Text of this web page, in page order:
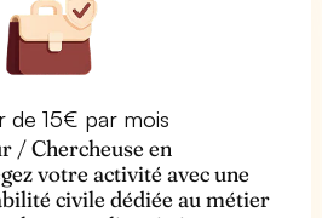
de 15€ par mois
/ Chercheuse en
votre activité avec une
civile dédiée au métier